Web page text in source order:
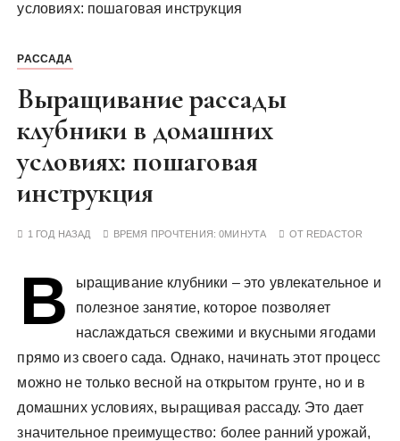
условиях: пошаговая инструкция
РАССАДА
Выращивание рассады
клубники в домашних
условиях: пошаговая
инструкция
1 ГОД НАЗАД ВРЕМЯ ПРОЧТЕНИЯ:0МИНУТА ОТ REDACTOR
В
ыращивание клубники – это увлекательное и
полезное занятие, которое позволяет
наслаждаться свежими и вкусными ягодами
прямо из своего сада. Однако, начинать этот процесс
можно не только весной на открытом грунте, но и в
домашних условиях, выращивая рассаду. Это дает
значительное преимущество: более ранний урожай,